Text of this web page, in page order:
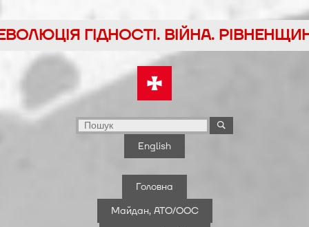
ГІДНОСТІ. ВІЙНА.
English
Головна
Майдан, АТО/ООС